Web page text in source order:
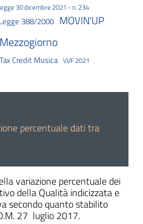
30 dicembre 2021 - n. 234
Legge 388/2000 MOVIN'UP
Tax Credit Musica VVF 2021
percentuale dati tra
variazione percentuale dei
della Qualità indicizzata e
secondo quanto stabilito
27 luglio 2017​.